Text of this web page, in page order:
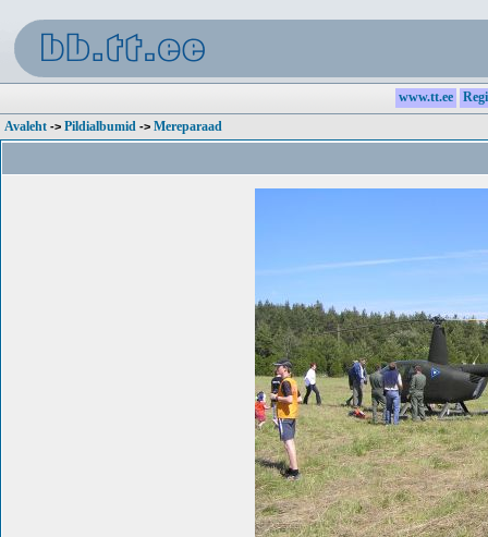
www.tt.ee
Avaleht -> Pildialbumid -> Mereparaad